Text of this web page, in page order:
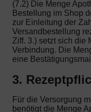
(7.2) Die Menge
Bestellung im Shop
zur Einleitung der
Versandbestellung
Ziff. 3.) setzt sich die
Verbindung. Die
eine
3.
Für die Versorgung
benötigt die Menge